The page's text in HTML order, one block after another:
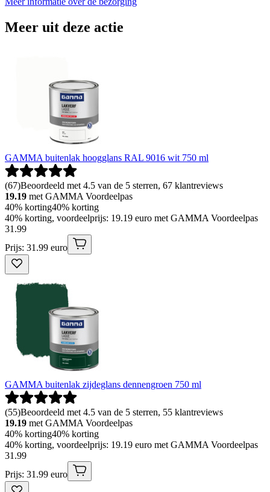
Meer uit deze actie
GAMMA buitenlak hoogglans RAL 9016 wit 750 ml
(67)Beoordeeld met 4.5 van de 5 sterren, 67 klantreviews
19.19 met GAMMA Voordeelpas
40% korting40% korting
40% korting, voordeelprijs: 19.19 euro met GAMMA Voordeelpas
31 .99
Prijs: 31.99 euro
GAMMA buitenlak zijdeglans dennengroen 750 ml
(55)Beoordeeld met 4.5 van de 5 sterren, 55 klantreviews
19.19 met GAMMA Voordeelpas
40% korting40% korting
40% korting, voordeelprijs: 19.19 euro met GAMMA Voordeelpas
31 .99
Prijs: 31.99 euro